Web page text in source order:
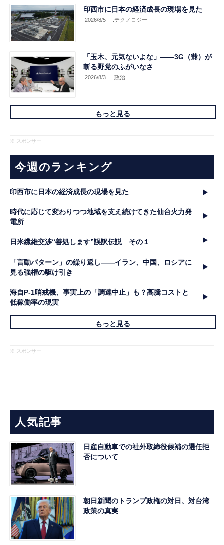
印西市に日本の経済成長の現場を見た
2026/8/5 .テクノロジー
「玉木、元気ないよな」――3G（爺）が
斬る野党のふがいなさ
2026/8/3 .政治
もっと見る
※ スポンサー
今週のランキング
印西市に日本の経済成長の現場を見た
時代に応じて変わりつつ地域を支え続けてきた仙台火力発
電所
日米繊維交渉“善処します”誤訳伝説 その１
「言動パターン」の繰り返し――イラン、中国、ロシアに
見る強権の駆け引き
海自P-1哨戒機、事実上の「調達中止」も？高騰コストと
低稼働率の現実
もっと見る
※ スポンサー
人気記事
日産自動車での社外取締役候補の選任拒
否について
朝日新聞のトランプ政権の対日、対台湾
政策の真実